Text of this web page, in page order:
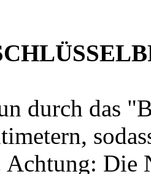
durch das
Die